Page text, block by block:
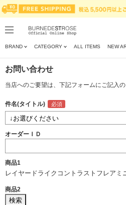
BRAND CATEGORY ALL ITEMS NEW
お問い合わせ
当店へのご要望は、下記フォームにご記入の
件名(タイトル)
オーダーＩＤ
商品1
レイヤードライクコントラストフレアミ
商品2